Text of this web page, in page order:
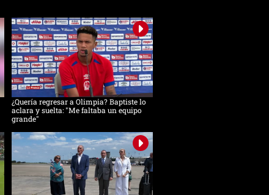
¿Quería regresar a Olimpia? Baptiste lo
aclara y suelta: "Me faltaba un equipo
grande"